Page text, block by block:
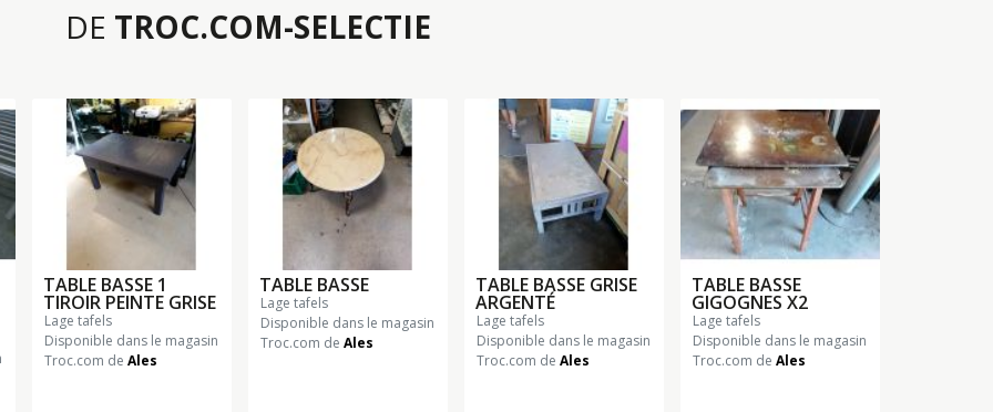
DE TROC.COM-SELECTIE
TABLE BASSE 1
TIROIR PEINTE GRISE
lage tafels
Disponible dans le magasin
Troc.com de Ales
TABLE BASSE
lage tafels
Disponible dans le magasin
Troc.com de Ales
TABLE BASSE GRISE
ARGENTÉ
lage tafels
Disponible dans le magasin
Troc.com de Ales
TABLE BASSE
GIGOGNES X2
lage tafels
Disponible dans le magasin
Troc.com de Ales